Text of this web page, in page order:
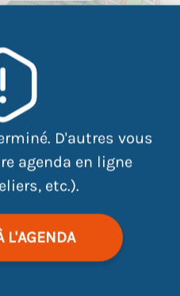
D'autres vous
agenda en ligne
etc.).
L'AGENDA
|©OpenStreetMap